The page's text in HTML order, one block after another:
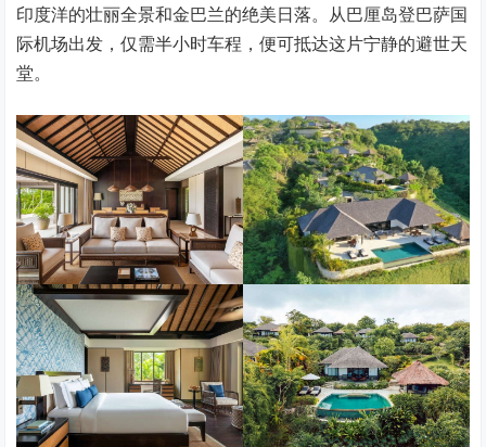
印度洋的壮丽全景和金巴兰的绝美日落。从巴厘岛登巴萨国
际机场出发，仅需半小时车程，便可抵达这片宁静的避世天
堂。